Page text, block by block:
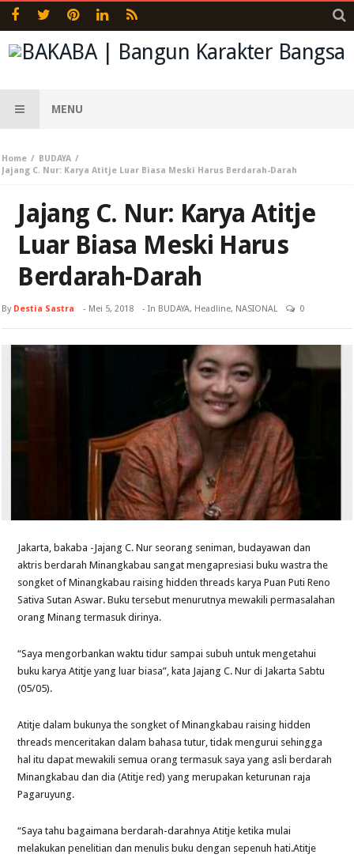
MENU
Home
BUDAYA
Jajang C. Nur: Karya Atitje Luar Biasa Meski Harus Berdarah-Darah
Jajang C. Nur: Karya Atitje
Luar Biasa Meski Harus
Berdarah-Darah
By Destia Sastra - Mei 5, 2018 - In BUDAYA, Headline, NASIONAL 0
Jakarta, bakaba -Jajang C. Nur seorang seniman, budayawan dan
aktris berdarah Minangkabau sangat mengapresiasi buku wastra the
songket of Minangkabau raising hidden threads karya Puan Puti Reno
Sativa Sutan Aswar. Buku tersebut menurutnya mewakili permasalahan
orang Minang termasuk dirinya.
“Saya mengorbankan waktu tidur sampai subuh untuk mengetahui
buku karya Atitje yang luar biasa”, kata Jajang C. Nur di Jakarta Sabtu
(05/05).
Atitje dalam bukunya the songket of Minangkabau raising hidden
threads menceritakan dalam bahasa tutur, tidak mengurui sehingga
hal itu dapat mewakili semua orang termasuk saya yang asli berdarah
Minangkabau dan dia (Atitje red) yang merupakan keturunan raja
Pagaruyung.
“Saya tahu bagaimana berdarah-darahnya Atitje ketika mulai
melakukan penelitian dan menulis buku dengan sepenuh hati.Atitje